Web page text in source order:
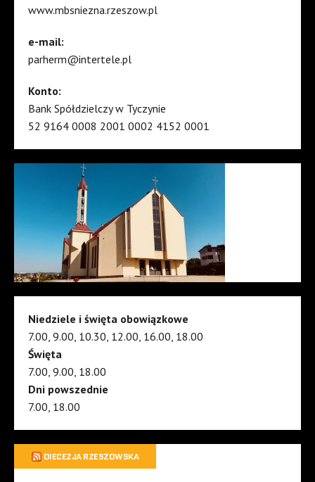
www.mbsniezna.rzeszow.pl
e-mail:
parherm@intertele.pl
Konto:
Bank Spółdzielczy w Tyczynie
52 9164 0008 2001 0002 4152 0001
Niedziele i święta obowiązkowe
7.00, 9.00, 10.30, 12.00, 16.00, 18.00
Święta
7.00, 9.00, 18.00
Dni powszednie
7.00, 18.00
DIECEZJA RZESZOWSKA